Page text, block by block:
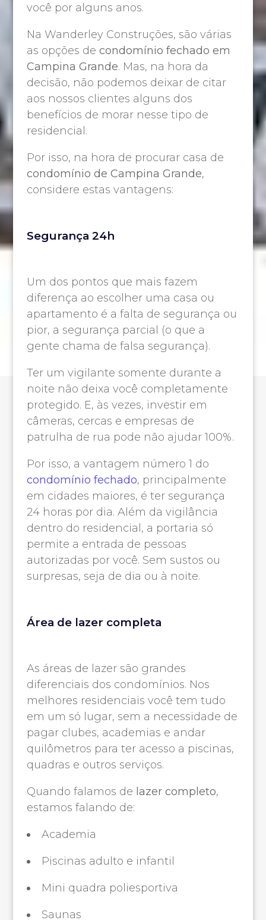
você por alguns anos.
Na Wanderley Construções, são várias
as opções de condomínio fechado em
Campina Grande. Mas, na hora da
decisão, não podemos deixar de citar
aos nossos clientes alguns dos
benefícios de morar nesse tipo de
residencial.
Por isso, na hora de procurar casa de
condomínio de Campina Grande,
considere estas vantagens:
Segurança 24h
Um dos pontos que mais fazem
diferença ao escolher uma casa ou
apartamento é a falta de segurança ou
pior, a segurança parcial (o que a
gente chama de falsa segurança).
Ter um vigilante somente durante a
noite não deixa você completamente
protegido. E, às vezes, investir em
câmeras, cercas e empresas de
patrulha de rua pode não ajudar 100%.
Por isso, a vantagem número 1 do
condomínio fechado, principalmente
em cidades maiores, é ter segurança
24 horas por dia. Além da vigilância
dentro do residencial, a portaria só
permite a entrada de pessoas
autorizadas por você. Sem sustos ou
surpresas, seja de dia ou à noite.
Área de lazer completa
As áreas de lazer são grandes
diferenciais dos condomínios. Nos
melhores residenciais você tem tudo
em um só lugar, sem a necessidade de
pagar clubes, academias e andar
quilômetros para ter acesso a piscinas,
quadras e outros serviços.
Quando falamos de lazer completo,
estamos falando de:
Academia
Piscinas adulto e infantil
Mini quadra poliesportiva
Saunas